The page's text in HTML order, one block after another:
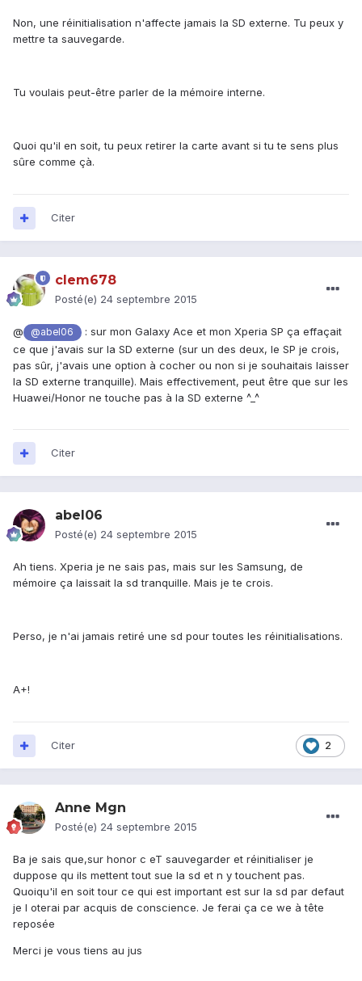
Non, une réinitialisation n'affecte jamais la SD externe. Tu peux y
mettre ta sauvegarde.
Tu voulais peut-être parler de la mémoire interne.
Quoi qu'il en soit, tu peux retirer la carte avant si tu te sens plus
sûre comme çà.
Citer
clem678
Posté(e) 24 septembre 2015
@ @abel06
: sur mon Galaxy Ace et mon Xperia SP ça effaçait
ce que j'avais sur la SD externe (sur un des deux, le SP je crois,
pas sûr, j'avais une option à cocher ou non si je souhaitais laisser
la SD externe tranquille). Mais effectivement, peut être que sur les
Huawei/Honor ne touche pas à la SD externe ^_^
Citer
abel06
Posté(e) 24 septembre 2015
Ah tiens. Xperia je ne sais pas, mais sur les Samsung, de
mémoire ça laissait la sd tranquille. Mais je te crois.
Perso, je n'ai jamais retiré une sd pour toutes les réinitialisations.
A+!
2
Citer
Anne Mgn
Posté(e) 24 septembre 2015
Ba je sais que,sur honor c eT sauvegarder et réinitialiser je
duppose qu ils mettent tout sue la sd et n y touchent pas.
Quoiqu'il en soit tour ce qui est important est sur la sd par defaut
je l oterai par acquis de conscience. Je ferai ça ce we à tête
reposée
Merci je vous tiens au jus